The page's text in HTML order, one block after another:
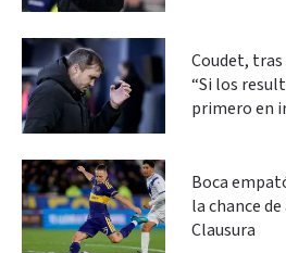
Coudet,
“Si los
primero en
Boca
la chance
Clausura